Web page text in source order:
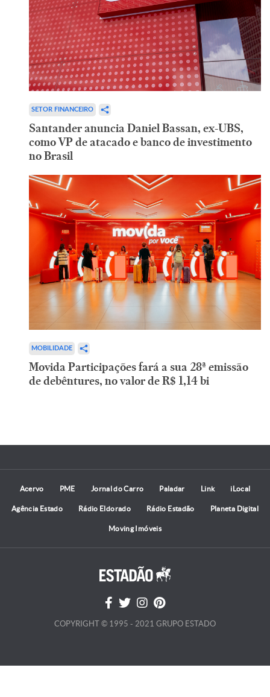
SETOR FINANCEIRO
Santander anuncia Daniel Bassan, ex-UBS,
como VP de atacado e banco de investimento
no Brasil
MOBILIDADE
Movida Participações fará a sua 28ª emissão
de debêntures, no valor de R$ 1,14 bi
Acervo PME Jornal do Carro Paladar Link iLocal
Agência Estado Rádio Eldorado Rádio Estadão Planeta Digital
Moving Imóveis
COPYRIGHT © 1995 - 2021 GRUPO ESTADO